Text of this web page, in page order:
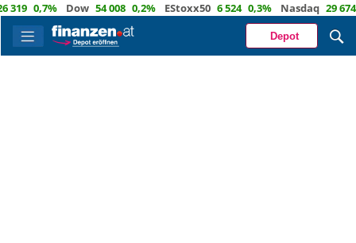
0,7% Dow 54 008 0,2% EStoxx50 6 524 0,3% Nasdaq 29 674
Depot